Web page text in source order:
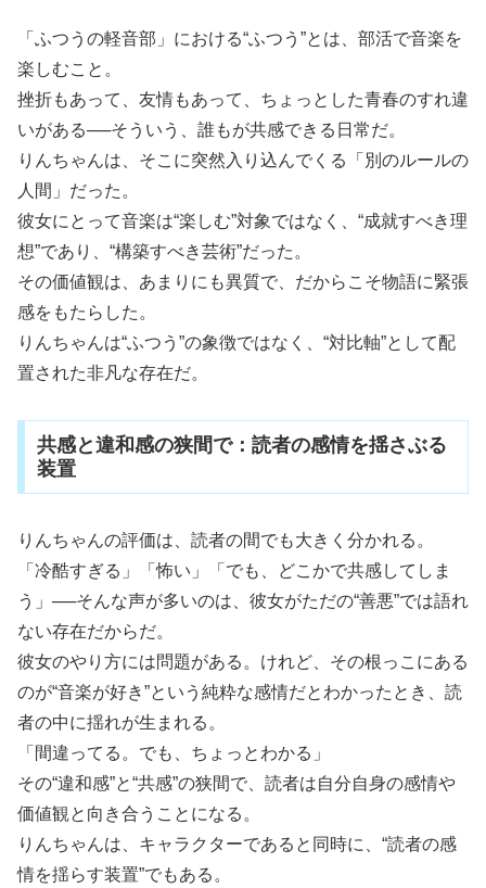
「ふつうの軽音部」における“ふつう”とは、部活で音楽を
楽しむこと。
挫折もあって、友情もあって、ちょっとした青春のすれ違
いがある──そういう、誰もが共感できる日常だ。
りんちゃんは、そこに突然入り込んでくる「別のルールの
人間」だった。
彼女にとって音楽は“楽しむ”対象ではなく、“成就すべき理
想”であり、“構築すべき芸術”だった。
その価値観は、あまりにも異質で、だからこそ物語に緊張
感をもたらした。
りんちゃんは“ふつう”の象徴ではなく、“対比軸”として配
置された非凡な存在だ。
共感と違和感の狭間で：読者の感情を揺さぶる
装置
りんちゃんの評価は、読者の間でも大きく分かれる。
「冷酷すぎる」「怖い」「でも、どこかで共感してしま
う」──そんな声が多いのは、彼女がただの“善悪”では語れ
ない存在だからだ。
彼女のやり方には問題がある。けれど、その根っこにある
のが“音楽が好き”という純粋な感情だとわかったとき、読
者の中に揺れが生まれる。
「間違ってる。でも、ちょっとわかる」
その“違和感”と“共感”の狭間で、読者は自分自身の感情や
価値観と向き合うことになる。
りんちゃんは、キャラクターであると同時に、“読者の感
情を揺らす装置”でもある。